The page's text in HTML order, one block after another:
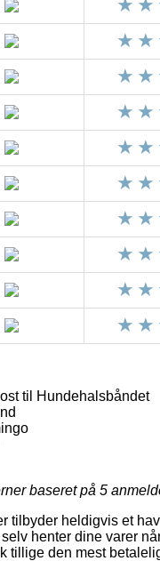
til Hundehalsbåndet
baseret på 5
tilbyder heldigvis et
henter dine varer
tillige den mest